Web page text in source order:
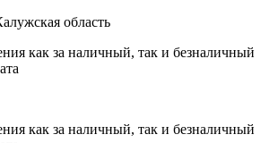
область
как за наличный, так и безналичный
как за наличный, так и безналичный